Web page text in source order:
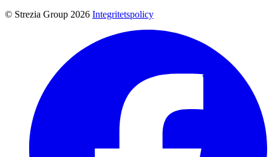
© Strezia Group 2026 Integritetspolicy